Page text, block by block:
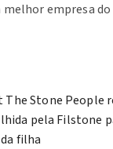
melhor empresa